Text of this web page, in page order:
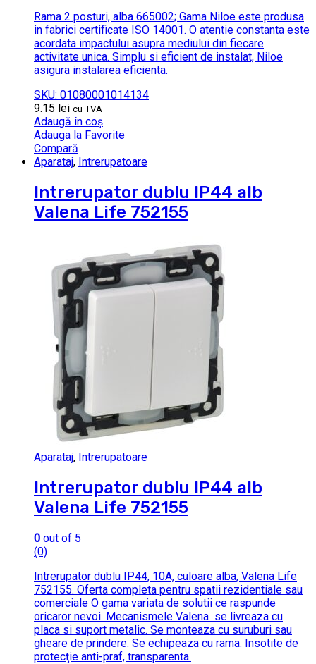
Rama 2 posturi, alba 665002; Gama Niloe este produsa
in fabrici certificate ISO 14001. O atentie constanta este
acordata impactului asupra mediului din fiecare
activitate unica. Simplu si eficient de instalat, Niloe
asigura instalarea eficienta.
SKU: 01080001014134
9.15 lei cu TVA
Adaugă în coș
Adauga la Favorite
Compară
Aparataj, Intrerupatoare
Intrerupator dublu IP44 alb
Valena Life 752155
Aparataj, Intrerupatoare
Intrerupator dublu IP44 alb
Valena Life 752155
0 out of 5
(0)
Intrerupator dublu IP44, 10A, culoare alba, Valena Life
752155. Oferta completa pentru spatii rezidentiale sau
comerciale O gama variata de solutii ce raspunde
oricaror nevoi. Mecanismele Valena se livreaza cu
placa si suport metalic. Se monteaza cu suruburi sau
gheare de prindere. Se echipeaza cu rama. Insotite de
protecţie anti-praf, transparenta.